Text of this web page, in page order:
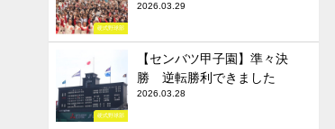
硬式野球部
2026.03.29
硬式野球部
【センバツ甲子園】準々決
勝 逆転勝利できました
2026.03.28